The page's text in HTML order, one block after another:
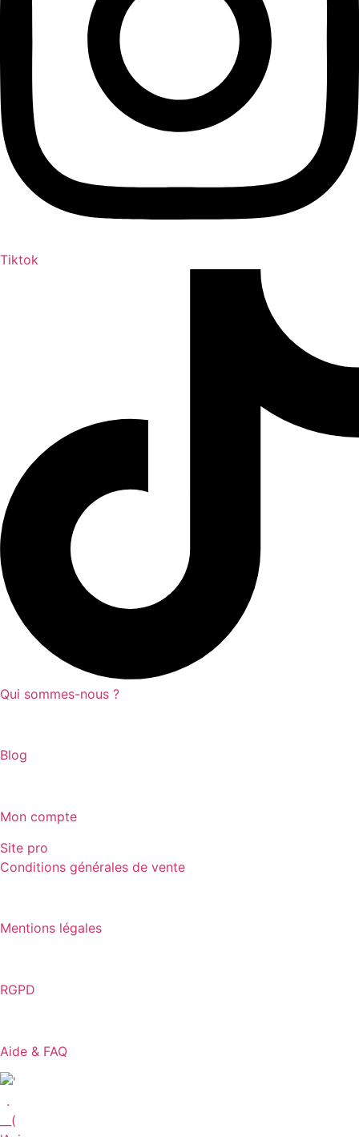
Tiktok
Qui sommes-nous ?
Blog
Mon compte
Site pro
Conditions générales de vente
Mentions légales
RGPD
Aide & FAQ